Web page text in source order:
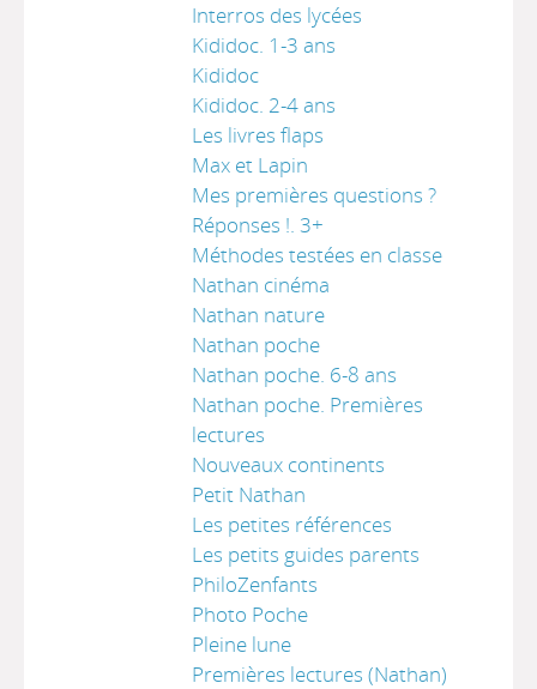
Interros des lycées
Kididoc. 1-3 ans
Kididoc
Kididoc. 2-4 ans
Les livres flaps
Max et Lapin
Mes premières questions ?
Réponses !. 3+
Méthodes testées en classe
Nathan cinéma
Nathan nature
Nathan poche
Nathan poche. 6-8 ans
Nathan poche. Premières
lectures
Nouveaux continents
Petit Nathan
Les petites références
Les petits guides parents
PhiloZenfants
Photo Poche
Pleine lune
Premières lectures (Nathan)